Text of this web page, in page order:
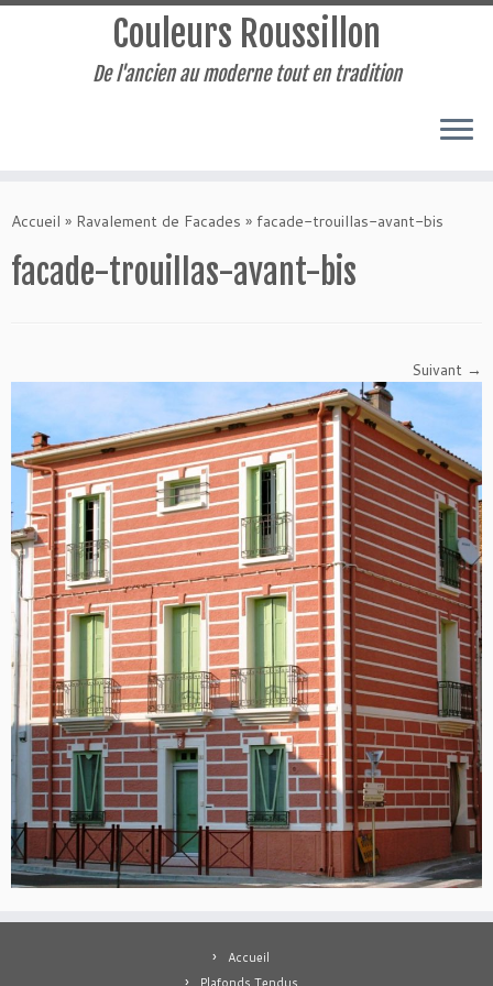
au
Couleurs Roussillon
De l'ancien au moderne tout en tradition
Accueil » Ravalement de Facades » facade-trouillas-avant-bis
facade-trouillas-avant-bis
Suivant →
Accueil